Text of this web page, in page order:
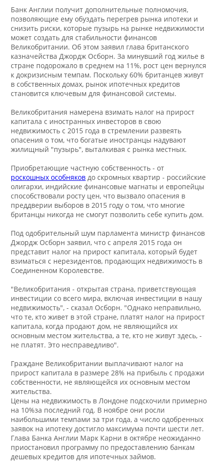
Банк Англии получит дополнительные полномочия,
позволяющие ему обуздать перегрев рынка ипотеки и
снизить риски, которые пузырь на рынке недвижимости
может создать для стабильности финансов
Великобритании. Об этом заявил глава британского
казначейства Джордж Осборн. За минувший год жилье в
стране подорожало в среднем на 11%, рост цен вернулся
к докризисным темпам. Поскольку 60% британцев живут
в собственных домах, рынок ипотечных кредитов
становится ключевым для финансовой системы.
Великобритания намерена взимать налог на прирост
капитала с иностранных инвесторов в свою
недвижимость с 2015 года в стремлении развеять
опасения о том, что богатые иностранцы надувают
жилищный "пузырь", выталкивая с рынка местных.
Приобретающие частную собственность - от
роскошных особняков до скромных квартир - российские
олигархи, индийские финансовые магнаты и европейцы
способствовали росту цен, что вызвало опасения в
преддверии выборов в 2015 году о том, что многие
британцы никогда не смогут позволить себе купить дом.
Под одобрительный шум парламента министр финансов
Джордж Осборн заявил, что с апреля 2015 года он
представит налог на прирост капитала, который будет
взиматься с нерезидентов, продающих недвижимость в
Соединенном Королевстве.
"Великобритания - открытая страна, приветствующая
инвестиции со всего мира, включая инвестиции в нашу
недвижимость", - сказал Осборн. "Однако неправильно,
что те, кто живет в этой стране, платят налог на прирост
капитала, когда продают дом, не являющийся их
основным местом жительства, а те, кто не живут здесь, -
не платят. Это несправедливо".
Граждане Великобритании выплачивают налог на
прирост капитала в размере 28% на прибыль с продажи
собственности, не являющейся их основным местом
жительства.
Цены на недвижимость в Лондоне подскочили примерно
на 10%за последний год. В ноябре они росли
наибольшими темпами за три года, а число одобренных
заявок на ипотеку достигло максимума почти шести лет.
Глава Банка Англии Марк Карни в октябре неожиданно
приостановил программу по предоставлению банкам
дешевых кредитов для ипотечных займов.